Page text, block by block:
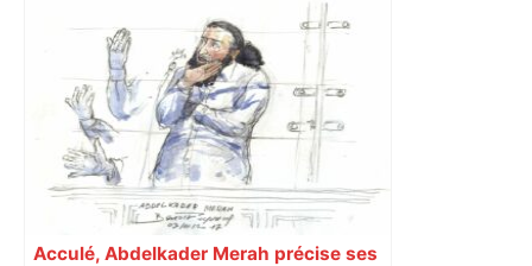
Emploi "fictif" à Bercy : après une
première plainte contre François
Piquemal (LFI), Jean-Luc Moudenc, le
maire de Toulouse, vise un opposant
politique – ladepeche.fr
Acculé, Abdelkader Merah précise ses